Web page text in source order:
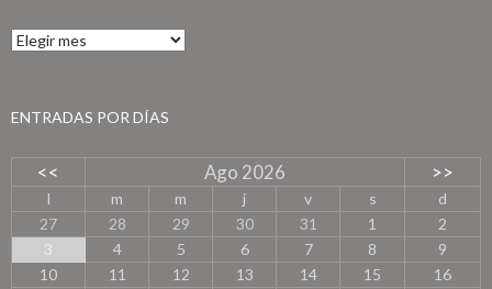
E
a
a
o
r
ENTRADAS POR DÍAS
<< Ago 2026 >>
l m m j v s
d
27
28 29 30 31 1
2
3
4 5 6 7 8
9
10
11 12 13 14 15
16